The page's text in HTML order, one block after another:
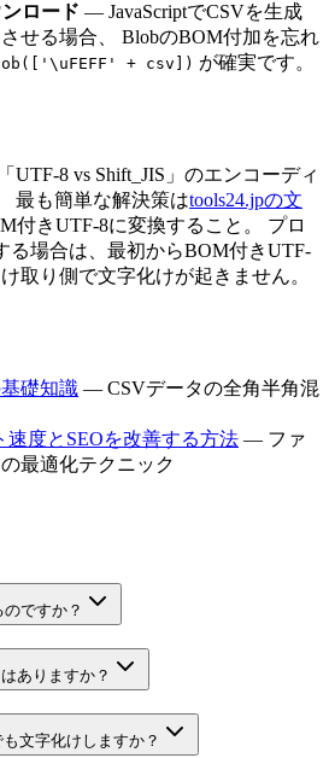
ロード — JavaScriptでCSVを生成
せる場合、 BlobのBOM付加を忘れ
+ csv]) が確実です。
UTF-8 vs Shift_JIS」のエンコーディ
最も簡単な解決策はtools24.jpの文
付きUTF-8に変換すること。 プロ
る場合は、最初からBOM付きUTF-
取り側で文字化けが起きません。
礎知識 — CSVデータの全角半角混
速度とSEOを改善する方法 — ファ
最適化テクニック
ですか？
ありますか？
文字化けしますか？